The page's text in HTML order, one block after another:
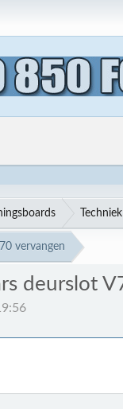
vervangen
deurslot